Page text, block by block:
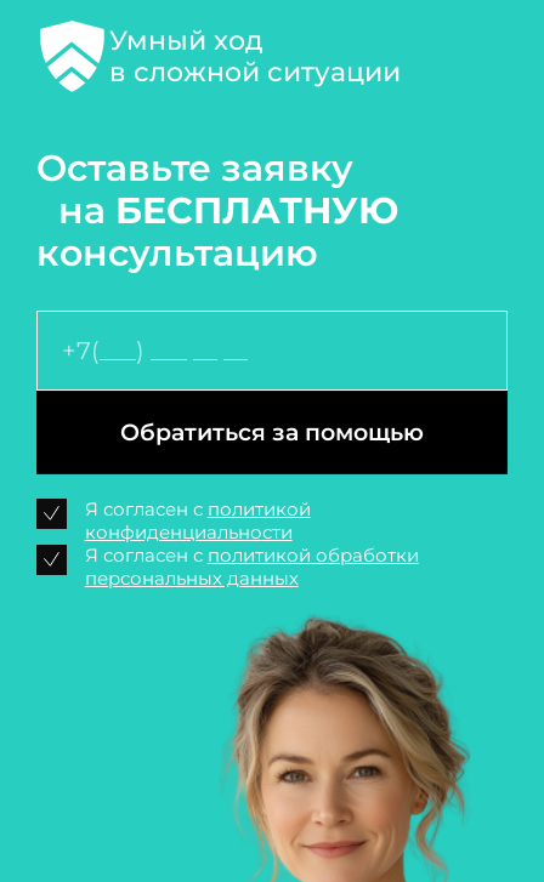
Умный ход
в сложной ситуации
Оставьте заявку
на БЕСПЛАТНУЮ
консультацию
Обратиться за помощью
Я согласен с политикой
конфиденциальности
Я согласен с политикой обработки
персональных данных